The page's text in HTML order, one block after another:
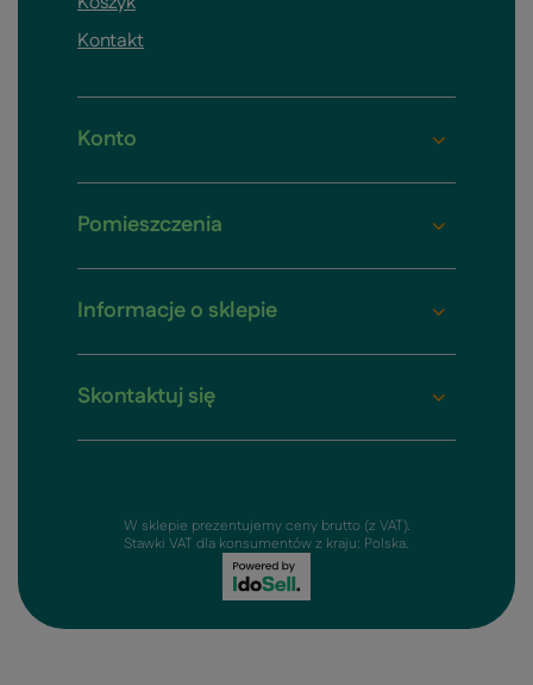
Kontakt
Konto
Pomieszczenia
Informacje o sklepie
Skontaktuj się
W sklepie prezentujemy ceny brutto (z VAT).
Stawki VAT dla konsumentów z kraju: Polska.